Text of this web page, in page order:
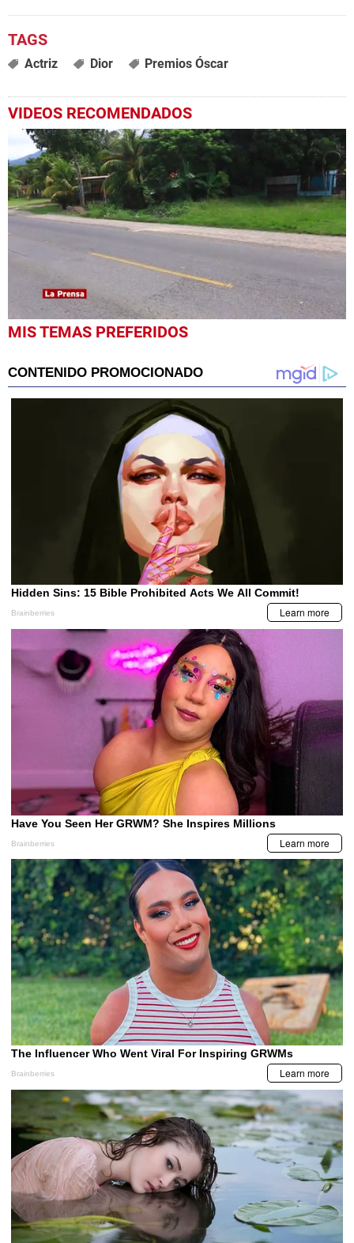
Actriz Dior Premios Óscar
VIDEOS RECOMENDADOS
0
seconds
minutes,
21
seconds
MIS TEMAS PREFERIDOS